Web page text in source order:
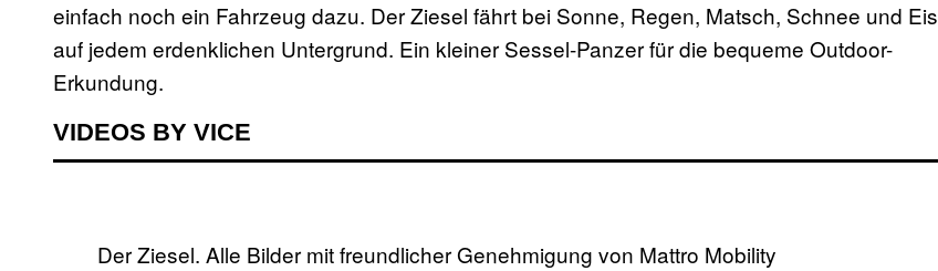
einfach noch ein Fahrzeug dazu. Der Ziesel fährt bei Sonne, Regen, Matsch, Schnee und Eis
auf jedem erdenklichen Untergrund. Ein kleiner Sessel-Panzer für die bequeme Outdoor-
Erkundung.
VIDEOS BY VICE
Der Ziesel. Alle Bilder mit freundlicher Genehmigung von Mattro Mobility